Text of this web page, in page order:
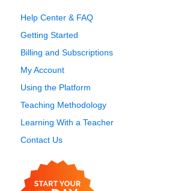
Help Center & FAQ
Getting Started
Billing and Subscriptions
My Account
Using the Platform
Teaching Methodology
Learning With a Teacher
Contact Us